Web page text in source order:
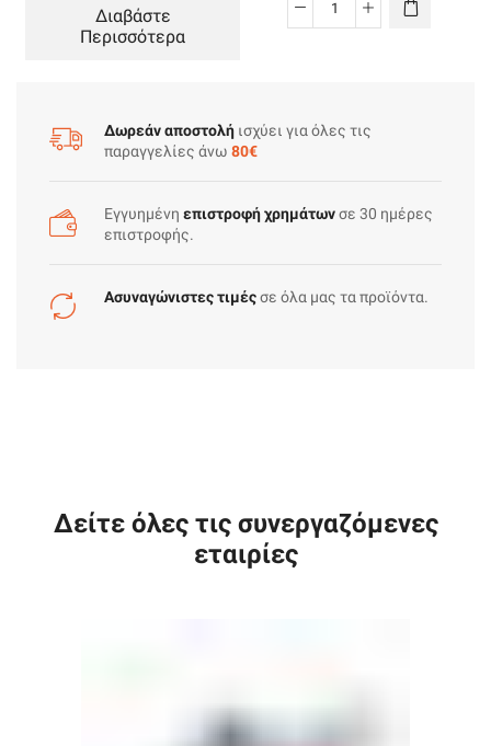
Διαβάστε
Περισσότερα
Μπαταρίες
Δωρεάν αποστολή ισχύει για όλες τις
παραγγελίες άνω 80€
Εγγυημένη επιστροφή χρημάτωνσε 30 ημέρες
επιστροφής.
Ασυναγώνιστες τιμέςσε όλα μας τα προϊόντα.
Δείτε όλες τις συνεργαζόμενες
εταιρίες